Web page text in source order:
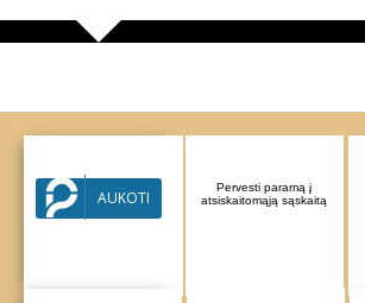
Parama per Paysera
sistemą
AUKOTI
Pervesti paramą į
atsiskaitomąją sąskaitą